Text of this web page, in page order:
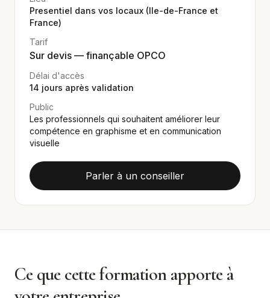
Presentiel dans vos locaux (Ile-de-France et
France)
Tarif
Sur devis — finançable OPCO
Délai d'accès
14 jours après validation
Public
Les professionnels qui souhaitent améliorer leur
compétence en graphisme et en communication
visuelle
Parler à un conseiller
Ce que cette formation apporte à